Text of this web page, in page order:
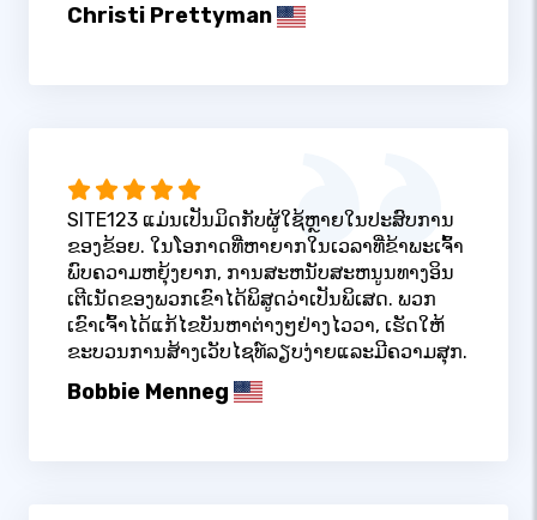
Christi Prettyman
SITE123 ແມ່ນເປັນມິດກັບຜູ້ໃຊ້ຫຼາຍໃນປະສົບການ
ຂອງຂ້ອຍ. ໃນໂອກາດທີ່ຫາຍາກໃນເວລາທີ່ຂ້າພະເຈົ້າ
ພົບຄວາມຫຍຸ້ງຍາກ, ການສະຫນັບສະຫນູນທາງອິນ
ເຕີເນັດຂອງພວກເຂົາໄດ້ພິສູດວ່າເປັນພິເສດ. ພວກ
ເຂົາເຈົ້າໄດ້ແກ້ໄຂບັນຫາຕ່າງໆຢ່າງໄວວາ, ເຮັດໃຫ້
ຂະບວນການສ້າງເວັບໄຊທ໌ລຽບງ່າຍແລະມີຄວາມສຸກ.
Bobbie Menneg